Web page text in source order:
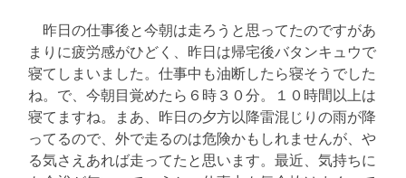
昨日の仕事後と今朝は走ろうと思ってたのですがあ
まりに疲労感がひどく、昨日は帰宅後バタンキュウで
寝てしまいました。仕事中も油断したら寝そうでした
ね。で、今朝目覚めたら６時３０分。１０時間以上は
寝てますね。まあ、昨日の夕方以降雷混じりの雨が降
ってるので、外で走るのは危険かもしれませんが、や
る気さえあれば走ってたと思います。最近、気持ちに